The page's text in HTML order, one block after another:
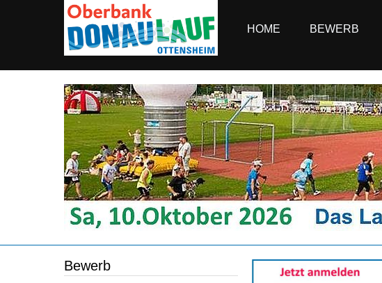
HOME BEWERB
Bewerb